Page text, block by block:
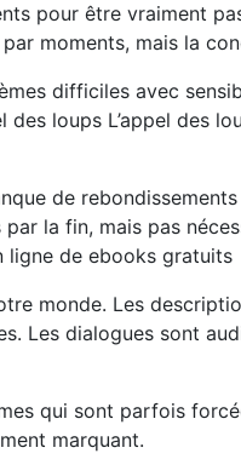
pour être vraiment
moments, mais la
difficiles avec
loups L’appel des
de
la fin, mais pas
ligne de ebooks gratuits
monde. Les
Les dialogues sont
qui sont parfois
marquant.